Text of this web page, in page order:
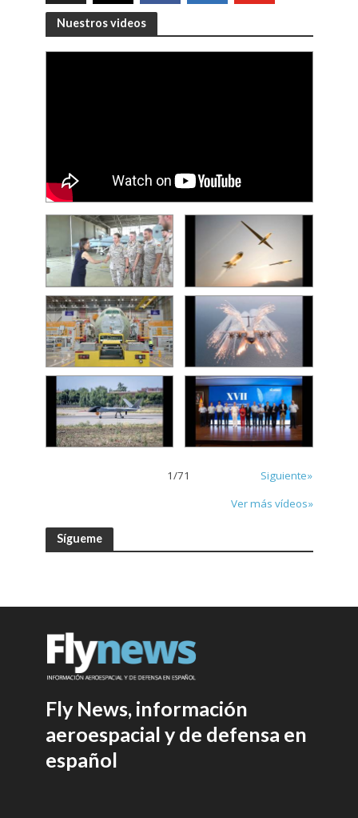
Nuestros videos
1/71
Siguiente»
Ver más vídeos»
Sígueme
Fly News, información
aeroespacial y de defensa en
español